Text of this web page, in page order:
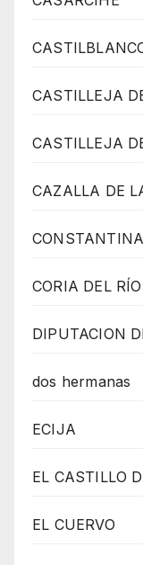
CASTILLEJA
CASTILLEJA
CAZALLA DE
CONSTANTINA
CORIA DEL RÍO
DIPUTACION
dos hermanas
ECIJA
EL CASTILLO
EL CUERVO